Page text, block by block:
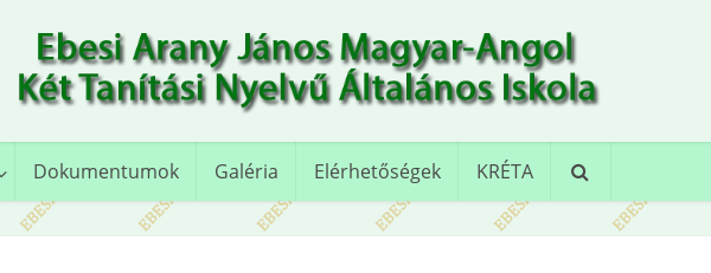
Dokumentumok Galéria Elérhetőségek KRÉTA